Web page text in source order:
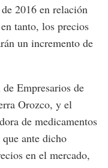
2016 en relación
tanto, los precios
un incremento de
Empresarios de
Orozco, y el
de medicamentos
ante dicho
en el mercado,